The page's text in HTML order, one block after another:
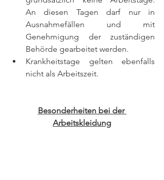
An diesen Tagen darf nur in
Ausnahmefällen und mit
Genehmigung der zuständigen
Behörde gearbeitet werden.
Krankheitstage gelten ebenfalls
nicht als Arbeitszeit.
Besonderheiten bei der
Arbeitskleidung